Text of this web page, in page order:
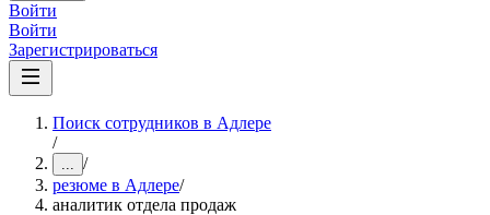
Войти
Войти
Зарегистрироваться
Поиск сотрудников в Адлере
/
... /
резюме в Адлере/
аналитик отдела продаж